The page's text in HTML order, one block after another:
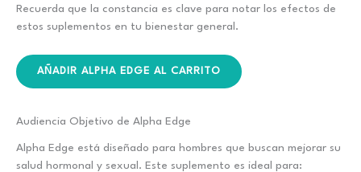
Recuerda que la constancia es clave para notar los efectos de
estos suplementos en tu bienestar general.
AÑADIR ALPHA EDGE AL CARRITO
Audiencia Objetivo de Alpha Edge
Alpha Edge está diseñado para hombres que buscan mejorar su
salud hormonal y sexual. Este suplemento es ideal para: